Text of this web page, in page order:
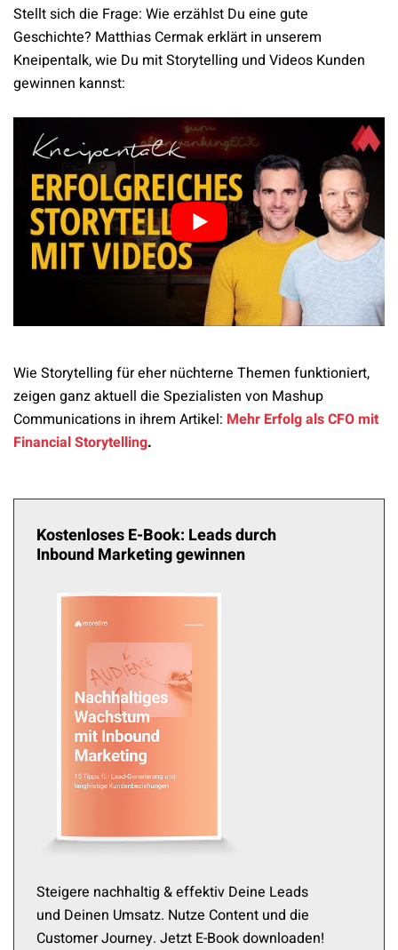
Stellt sich die Frage: Wie erzählst Du eine gute
Geschichte? Matthias Cermak erklärt in unserem
Kneipentalk, wie Du mit Storytelling und Videos Kunden
gewinnen kannst:
Wie Storytelling für eher nüchterne Themen funktioniert,
zeigen ganz aktuell die Spezialisten von Mashup
Communications in ihrem Artikel: Mehr Erfolg als CFO mit
Financial Storytelling.
Kostenloses E-Book: Leads durch
Inbound Marketing gewinnen
Steigere nachhaltig & effektiv Deine Leads
und Deinen Umsatz. Nutze Content und die
Customer Journey. Jetzt E-Book downloaden!